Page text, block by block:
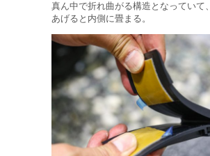
真ん中で折れ曲がる構造となっていて
あげると内側に畳まる。